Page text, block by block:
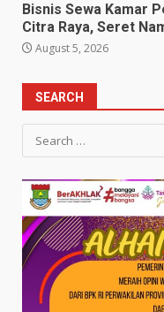
Bisnis Sewa Kamar
Citra Raya, Seret
August 5, 2026
SEARCH
Search
for: